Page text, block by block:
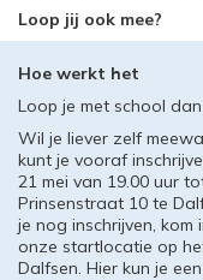
Loop jij ook mee?
Hoe werkt het
Loop je met school
Wil je liever zelf
kunt je vooraf
21 mei van 19.00 uur
Prinsenstraat 10 te
je nog inschrijven,
onze startlocatie op
Dalfsen. Hier kun je